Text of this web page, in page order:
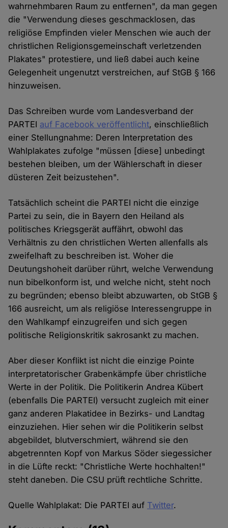
wahrnehmbaren Raum zu entfernen", da man gegen
die "Verwendung dieses geschmacklosen, das
religiöse Empfinden vieler Menschen wie auch der
christlichen Religionsgemeinschaft verletzenden
Plakates" protestiere, und ließ dabei auch keine
Gelegenheit ungenutzt verstreichen, auf StGB § 166
hinzuweisen.
Das Schreiben wurde vom Landesverband der
PARTEI auf Facebook veröffentlicht, einschließlich
einer Stellungnahme: Deren Interpretation des
Wahlplakates zufolge "müssen [diese] unbedingt
bestehen bleiben, um der Wählerschaft in dieser
düsteren Zeit beizustehen".
Tatsächlich scheint die PARTEI nicht die einzige
Partei zu sein, die in Bayern den Heiland als
politisches Kriegsgerät auffährt, obwohl das
Verhältnis zu den christlichen Werten allenfalls als
zweifelhaft zu beschreiben ist. Woher die
Deutungshoheit darüber rührt, welche Verwendung
nun bibelkonform ist, und welche nicht, steht noch
zu begründen; ebenso bleibt abzuwarten, ob StGB §
166 ausreicht, um als religiöse Interessengruppe in
den Wahlkampf einzugreifen und sich gegen
politische Religionskritik sakrosankt zu machen.
Aber dieser Konflikt ist nicht die einzige Pointe
interpretatorischer Grabenkämpfe über christliche
Werte in der Politik. Die Politikerin Andrea Kübert
(ebenfalls Die PARTEI) versucht zugleich mit einer
ganz anderen Plakatidee in Bezirks- und Landtag
einzuziehen. Hier sehen wir die Politikerin selbst
abgebildet, blutverschmiert, während sie den
abgetrennten Kopf von Markus Söder siegessicher
in die Lüfte reckt: "Christliche Werte hochhalten!"
steht daneben. Die CSU prüft rechtliche Schritte.
Quelle Wahlplakat: Die PARTEI auf Twitter.